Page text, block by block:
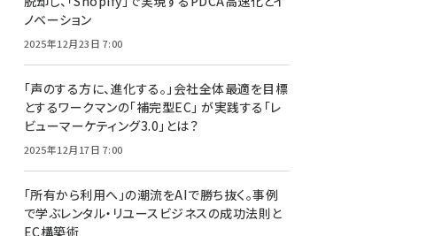
ノベーション
2025年12月23日 7:00
「声のする方に、進化する。」会社全体最適を目標
とするワークマンの「補完型EC」 が実践する「レ
ビューマーケティング3.0」とは？
2025年12月17日 7:00
「所有から利用へ」の潮流をAIで勝ち抜く。事例
で学ぶレンタル・リユースビジネスの成功法則と
EC構築術